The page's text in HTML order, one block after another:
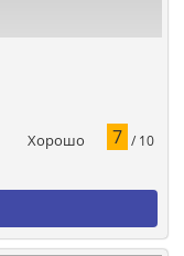
Хорошо 7 / 10